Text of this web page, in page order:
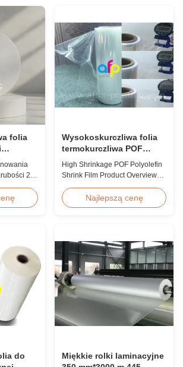
folia
na
20
na
do
Wysokoskurczliwa folia
termokurczliwa POF
poliolefinowa 12,5
mikrona 15 mikronów 19
High Shrinkage POF Polyolefin
Shrink Film Product Overview
Polyolefin Shrink Film available
in 12.5micron, 15micron,
Polyolefin POF Heat Shrink
Wrap Film Material: PP + PE
Shrinkage Ratio: Over 60% ...
Najlepszą cenę
do
Miękkie rolki laminacyjne